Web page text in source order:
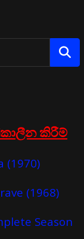
කිරීම්
(1970)
(1968)
Season